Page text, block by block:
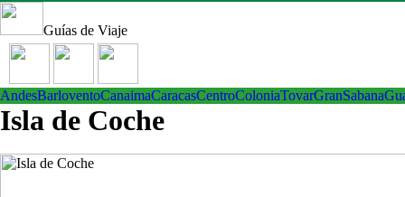
Guías de Viaje
AndesBarloventoCanaimaCaracasCentroColoniaTovarGranSabana
Isla de Coche